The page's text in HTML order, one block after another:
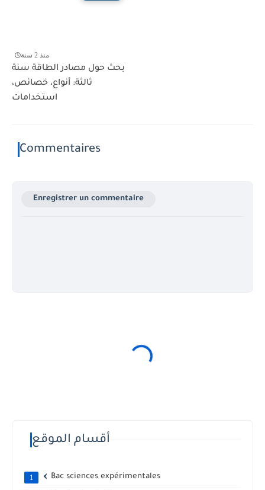
منذ 2 سنة
بحث حول مصادر الطاقة سنة
ثالثة: أنواع، خصائص،
استخدامات
Commentaires
Enregistrer un commentaire
أقسام الموقع
Bac sciences expérimentales
1